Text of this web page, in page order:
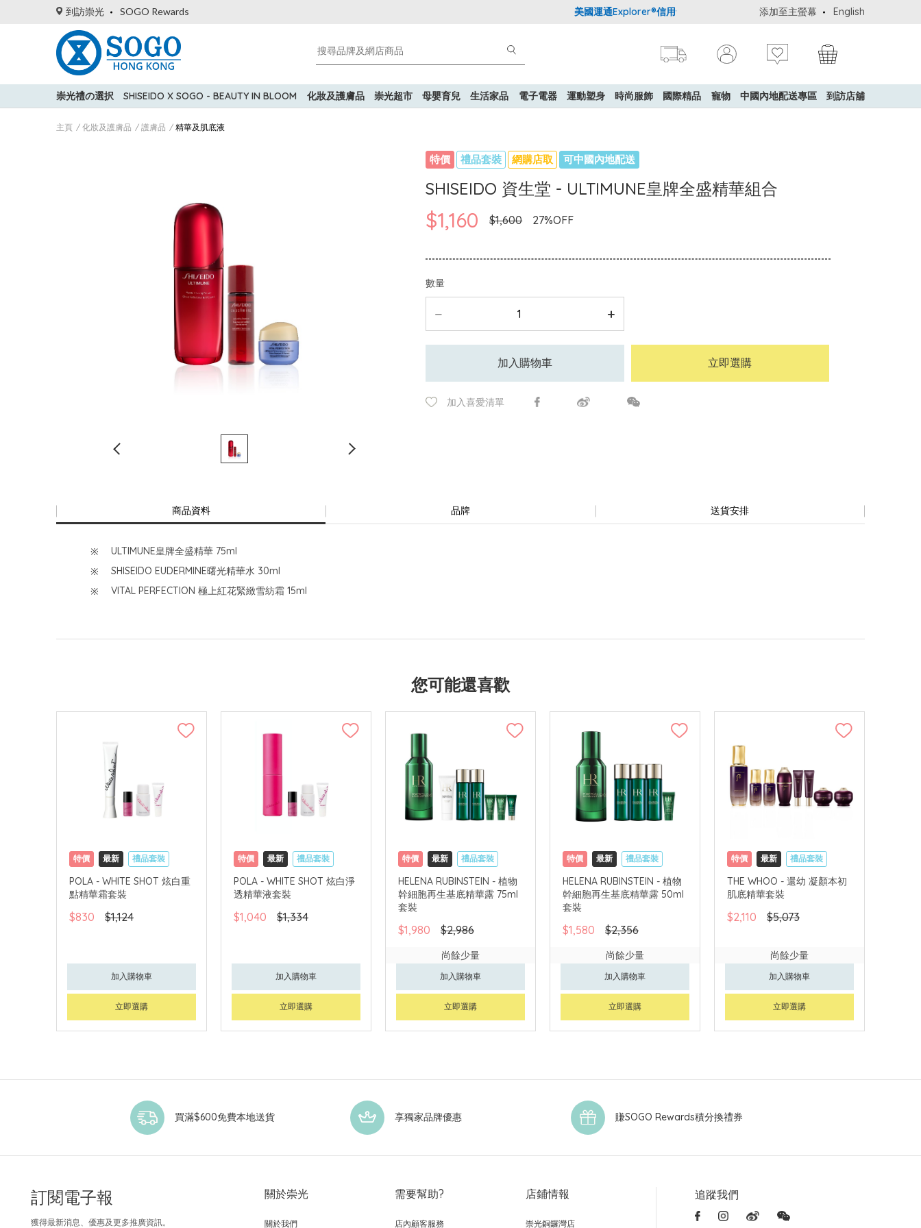
到訪崇光 SOGO Rewards 美國運通Explorer®信用卡會員購物禮遇：高達5%簽賬回贈！ 購買一般貨品(冷凍
添加至主螢幕 English
崇光禮の選択 SHISEIDO X SOGO - BEAUTY IN BLOOM 化妝及護膚品 崇光超市 母嬰育兒 生活家品 電子電器 運動塑身 時尚服飾 國際精品 寵物 中國內地配送專區 到訪店舖
主頁 化妝及護膚品 護膚品 精華及肌底液
特價 禮品套裝 網購店取 可中國內地配送
SHISEIDO 資生堂 - ULTIMUNE皇牌全盛精華組合
$1,160 $1,600 27%OFF
數量
加入購物車 立即選購
加入喜愛清單
商品資料 品牌 送貨安排
ULTIMUNE皇牌全盛精華 75ml
SHISEIDO EUDERMINE曙光精華水 30ml
VITAL PERFECTION 極上紅花緊緻雪紡霜 15ml
您可能還喜歡
特價 最新
禮品套裝
網購店取
可中國內地配送
POLA - WHITE SHOT 炫白重
點精華霜套裝
$830 $1,124
加入購物車
立即選購
特價 最新
禮品套裝
網購店取
可中國內地配送
POLA - WHITE SHOT 炫白淨
透精華液套裝
$1,040 $1,334
加入購物車
立即選購
特價 最新
禮品套裝
網購店取
HELENA RUBINSTEIN - 植物
幹細胞再生基底精華露 75ml
套裝
$1,980 $2,986
尚餘少量
加入購物車
立即選購
特價 最新
禮品套裝
網購店取
HELENA RUBINSTEIN - 植物
幹細胞再生基底精華露 50ml
套裝
$1,580 $2,356
尚餘少量
加入購物車
立即選購
特價 最新
禮品套裝
網購店取
可中國內地配送
THE WHOO - 還幼 凝顏本初
肌底精華套裝
$2,110 $5,073
尚餘少量
加入購物車
立即選購
買滿$600免費本地送貨 享獨家品牌優惠 賺SOGO Rewards積分換禮券
訂閱電子報
獲得最新消息、優惠及更多推廣資訊。
關於崇光
關於我們
需要幫助?
店內顧客服務
店鋪情報
崇光銅鑼灣店
追蹤我們